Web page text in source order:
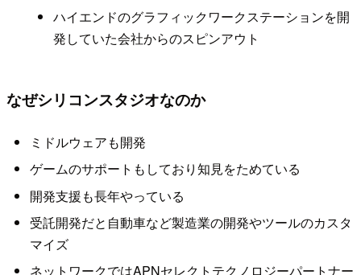
ハイエンドのグラフィックワークステーションを開
発していた会社からのスピンアウト
なぜシリコンスタジオなのか
ミドルウェアも開発
ゲームのサポートもしており知見をためている
開発支援も長年やっている
受託開発だと自動車など製造業の開発やツールのカスタ
マイズ
ネットワークではAPNセレクトテクノロジーパートナー